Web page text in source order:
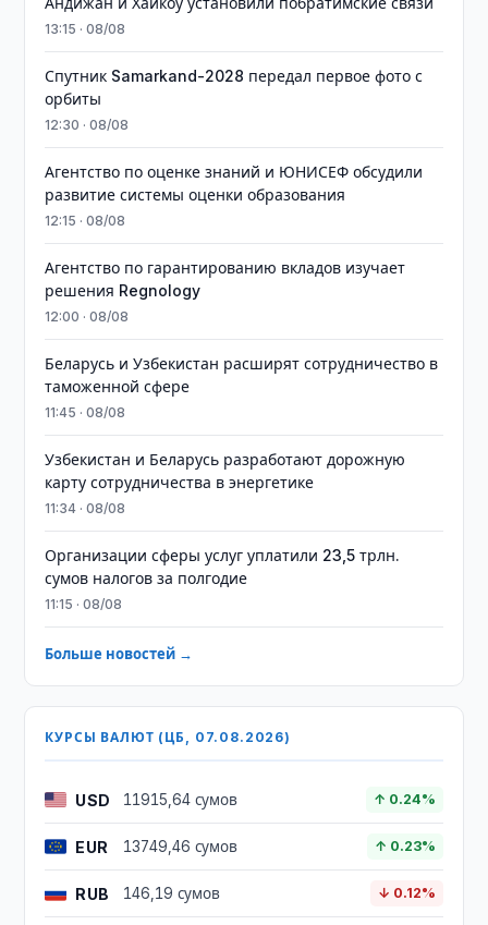
13:15 · 08/08
Спутник Samarkand-2028 передал первое фото с
орбиты
12:30 · 08/08
Агентство по оценке знаний и ЮНИСЕФ обсудили
развитие системы оценки образования
12:15 · 08/08
Агентство по гарантированию вкладов изучает
решения Regnology
12:00 · 08/08
Беларусь и Узбекистан расширят сотрудничество в
таможенной сфере
11:45 · 08/08
Узбекистан и Беларусь разработают дорожную
карту сотрудничества в энергетике
11:34 · 08/08
Организации сферы услуг уплатили 23,5 трлн.
сумов налогов за полгодие
11:15 · 08/08
Больше новостей →
КУРСЫ ВАЛЮТ (ЦБ, 07.08.2026)
USD 11915,64 сумов ↑ 0.24%
EUR 13749,46 сумов ↑ 0.23%
RUB 146,19 сумов ↓ 0.12%